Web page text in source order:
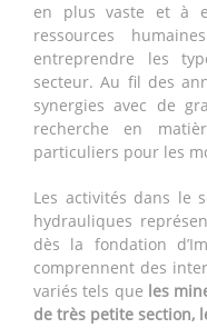
en plus vaste et à
ressources
entreprendre les
secteur. Au fil des
synergies avec de
recherche en
particuliers pour les
Les activités dans le
hydrauliques
dès la fondation
comprennent des
variés tels que les
de très petite section,